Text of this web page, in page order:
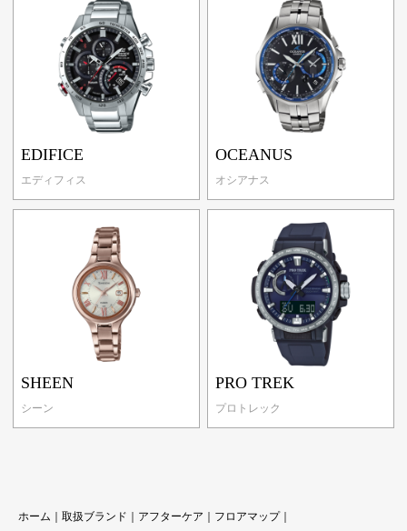
EDIFICE
エディフィス
OCEANUS
オシアナス
SHEEN
シーン
PRO TREK
プロトレック
ホーム 取扱ブランド アフターケア フロアマップ｜